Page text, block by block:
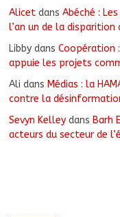
Alicet dansAbéché :
l’an un de la
Libby dansCoopération
appuie les projets
Ali dans Médias : la
contre la
Sevyn Kelley dans Barh
acteurs du secteur de